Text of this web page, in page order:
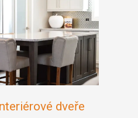
dveře